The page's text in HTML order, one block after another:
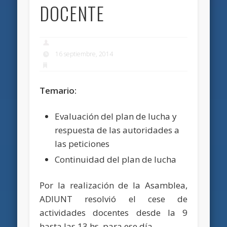
DOCENTE
16 septiembre, 2014
Temario:
Evaluación del plan de lucha y
respuesta de las autoridades a
las peticiones
Continuidad del plan de lucha
Por la realización de la Asamblea,
ADIUNT resolvió el cese de
actividades docentes desde la 9